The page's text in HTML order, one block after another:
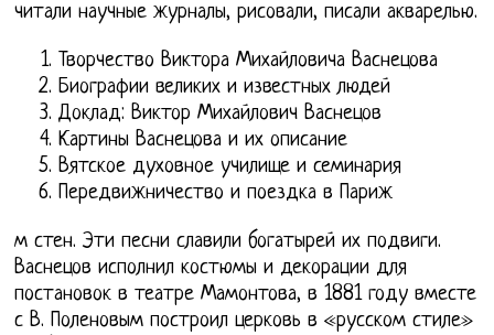
читали научные журналы, рисовали, писали акварелью.
Творчество Виктора Михайловича Васнецова
Биографии великих и известных людей
Доклад: Виктор Михайлович Васнецов
Картины Васнецова и их описание
Вятское духовное училище и семинария
Передвижничество и поездка в Париж
м стен. Эти песни славили богатырей их подвиги.
Васнецов исполнил костюмы и декорации для
постановок в театре Мамонтова, в 1881 году вместе
с В. Поленовым построил церковь в «русском стиле»